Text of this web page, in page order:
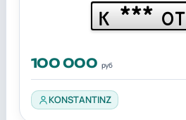
К *** ОТ
100 000 руб
KONSTANTINZ